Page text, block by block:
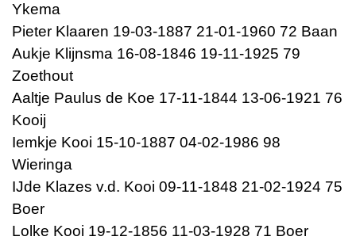
Ykema
Pieter Klaaren 19-03-1887 21-01-1960 72 Baan
Aukje Klijnsma 16-08-1846 19-11-1925 79
Zoethout
Aaltje Paulus de Koe 17-11-1844 13-06-1921 76
Kooij
Iemkje Kooi 15-10-1887 04-02-1986 98
Wieringa
IJde Klazes v.d. Kooi 09-11-1848 21-02-1924 75
Boer
Lolke Kooi 19-12-1856 11-03-1928 71 Boer